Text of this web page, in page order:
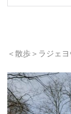
＜散歩＞ラジェ